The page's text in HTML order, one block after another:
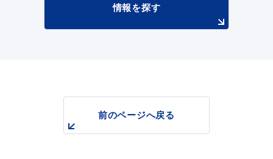
情報を探す
前のページへ戻る